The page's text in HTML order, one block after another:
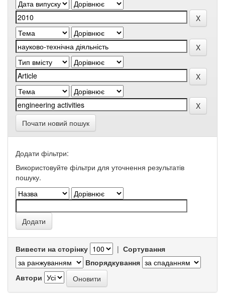
Почати новий пошук
Додати фільтри:
Використовуйте фільтри для уточнення результатів
пошуку.
Вивести на сторінку | Сортування
Впорядкування
Автори